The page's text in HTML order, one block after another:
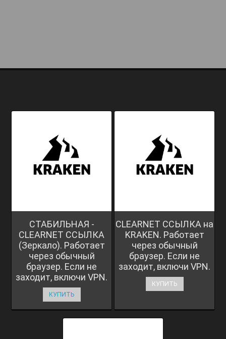
СТАБИЛЬНАЯ -
CLEARNET ССЫЛКА
(Зеркало). Работает
через обычный
браузер. Если не
заходит, включи VPN.
КУПИТЬ
CLEARNET ССЫЛКА на
KRAKEN. Работает
через обычный
браузер. Если не
заходит, включи VPN.
КУПИТЬ